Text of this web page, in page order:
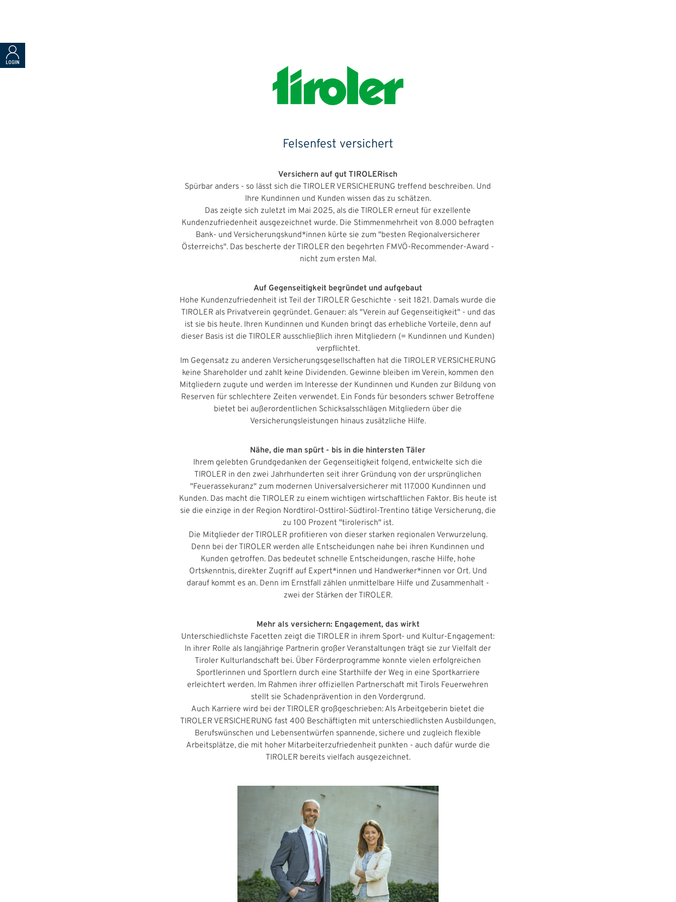
Felsenfest versichert
Versichern auf gut TIROLERisch
Spürbar anders - so lässt sich die TIROLER VERSICHERUNG treffend beschreiben. Und
Ihre Kundinnen und Kunden wissen das zu schätzen.
Das zeigte sich zuletzt im Mai 2025, als die TIROLER erneut für exzellente
Kundenzufriedenheit ausgezeichnet wurde. Die Stimmenmehrheit von 8.000 befragten
Bank- und Versicherungskund*innen kürte sie zum "besten Regionalversicherer
Österreichs". Das bescherte der TIROLER den begehrten FMVÖ-Recommender-Award -
nicht zum ersten Mal.
Auf Gegenseitigkeit begründet und aufgebaut
Hohe Kundenzufriedenheit ist Teil der TIROLER Geschichte - seit 1821. Damals wurde die
TIROLER als Privatverein gegründet. Genauer: als "Verein auf Gegenseitigkeit" - und das
ist sie bis heute. Ihren Kundinnen und Kunden bringt das erhebliche Vorteile, denn auf
dieser Basis ist die TIROLER ausschließlich ihren Mitgliedern (= Kundinnen und Kunden)
verpflichtet.
Im Gegensatz zu anderen Versicherungsgesellschaften hat die TIROLER VERSICHERUNG
keine Shareholder und zahlt keine Dividenden. Gewinne bleiben im Verein, kommen den
Mitgliedern zugute und werden im Interesse der Kundinnen und Kunden zur Bildung von
Reserven für schlechtere Zeiten verwendet. Ein Fonds für besonders schwer Betroffene
bietet bei außerordentlichen Schicksalsschlägen Mitgliedern über die
Versicherungsleistungen hinaus zusätzliche Hilfe.
Nähe, die man spürt - bis in die hintersten Täler
Ihrem gelebten Grundgedanken der Gegenseitigkeit folgend, entwickelte sich die
TIROLER in den zwei Jahrhunderten seit ihrer Gründung von der ursprünglichen
"Feuerassekuranz" zum modernen Universalversicherer mit 117.000 Kundinnen und
Kunden. Das macht die TIROLER zu einem wichtigen wirtschaftlichen Faktor. Bis heute ist
sie die einzige in der Region Nordtirol-Osttirol-Südtirol-Trentino tätige Versicherung, die
zu 100 Prozent "tirolerisch" ist.
Die Mitglieder der TIROLER profitieren von dieser starken regionalen Verwurzelung.
Denn bei der TIROLER werden alle Entscheidungen nahe bei ihren Kundinnen und
Kunden getroffen. Das bedeutet schnelle Entscheidungen, rasche Hilfe, hohe
Ortskenntnis, direkter Zugriff auf Expert*innen und Handwerker*innen vor Ort. Und
darauf kommt es an. Denn im Ernstfall zählen unmittelbare Hilfe und Zusammenhalt -
zwei der Stärken der TIROLER.
Mehr als versichern: Engagement, das wirkt
Unterschiedlichste Facetten zeigt die TIROLER in ihrem Sport- und Kultur-Engagement:
In ihrer Rolle als langjährige Partnerin großer Veranstaltungen trägt sie zur Vielfalt der
Tiroler Kulturlandschaft bei. Über Förderprogramme konnte vielen erfolgreichen
Sportlerinnen und Sportlern durch eine Starthilfe der Weg in eine Sportkarriere
erleichtert werden. Im Rahmen ihrer offiziellen Partnerschaft mit Tirols Feuerwehren
stellt sie Schadenprävention in den Vordergrund.
Auch Karriere wird bei der TIROLER großgeschrieben: Als Arbeitgeberin bietet die
TIROLER VERSICHERUNG fast 400 Beschäftigten mit unterschiedlichsten Ausbildungen,
Berufswünschen und Lebensentwürfen spannende, sichere und zugleich flexible
Arbeitsplätze, die mit hoher Mitarbeiterzufriedenheit punkten - auch dafür wurde die
TIROLER bereits vielfach ausgezeichnet.